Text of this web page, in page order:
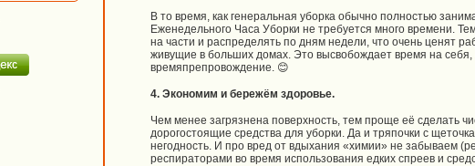
В то время, как генеральная уборка обычно полностью
Еженедельного Часа Уборки не требуется много времени.
на части и распределять по дням недели, что очень ценят
живущие в больших домах. Это высвобождает время на
времяпрепровождение. 😊
4. Экономим и бережём здоровье.
Чем менее загрязнена поверхность, тем проще её сделать
дорогостоящие средства для уборки. Да и тряпочки с
негодность. И про вред от вдыхания «химии» не забываем
респираторами во время использования едких спреев и